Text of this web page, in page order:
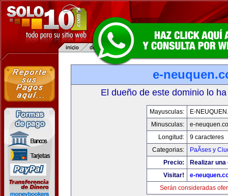
e-
El dueño de este dominio lo
Mayusculas:
E-
Minusculas:
e-
Longitud:
9 caracteres
Categorias:
PaÃ­ses y
Precio:
Realizar
Visitar!
e-
Serán consideradas